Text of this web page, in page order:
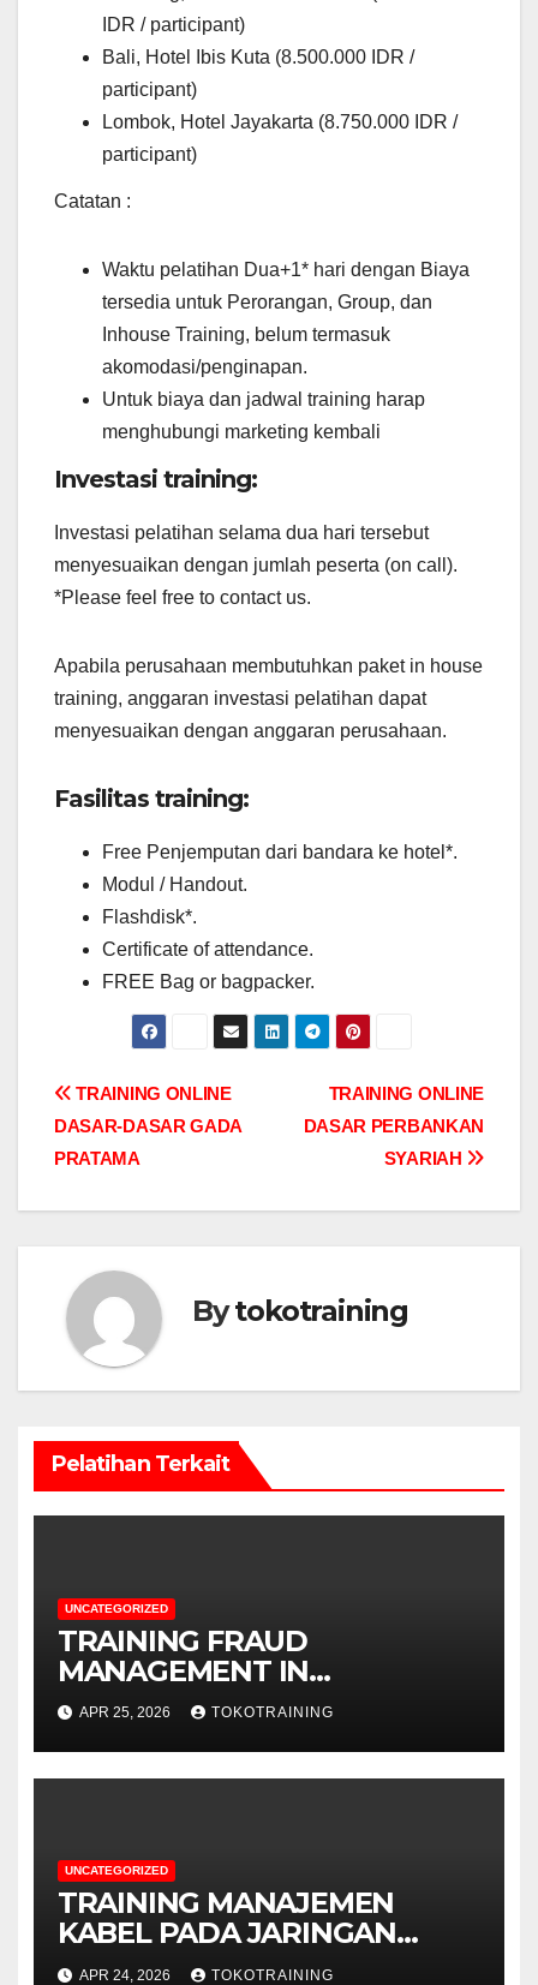
IDR / participant)
Bali, Hotel Ibis Kuta (8.500.000 IDR /
participant)
Lombok, Hotel Jayakarta (8.750.000 IDR /
participant)
Catatan :
Waktu pelatihan Dua+1* hari dengan Biaya
tersedia untuk Perorangan, Group, dan
Inhouse Training, belum termasuk
akomodasi/penginapan.
Untuk biaya dan jadwal training harap
menghubungi marketing kembali
Investasi training:
Investasi pelatihan selama dua hari tersebut
menyesuaikan dengan jumlah peserta (on call).
*Please feel free to contact us.
Apabila perusahaan membutuhkan paket in house
training, anggaran investasi pelatihan dapat
menyesuaikan dengan anggaran perusahaan.
Fasilitas training:
Free Penjemputan dari bandara ke hotel*.
Modul / Handout.
Flashdisk*.
Certificate of attendance.
FREE Bag or bagpacker.
Post
navigation
TRAINING ONLINE
DASAR PERBANKAN
SYARIAH
TRAINING ONLINE
DASAR-DASAR GADA
PRATAMA
Bytokotraining
Pelatihan Terkait
UNCATEGORIZED
TRAINING FRAUD
MANAGEMENT IN
TELECOMMUNICATION
BUSINESS
APR 25, 2026 TOKOTRAINING
UNCATEGORIZED
TRAINING MANAJEMEN
KABEL PADA JARINGAN
TELEKOMUNIKASI
APR 24, 2026 TOKOTRAINING